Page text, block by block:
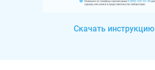
Скачать инструкцию